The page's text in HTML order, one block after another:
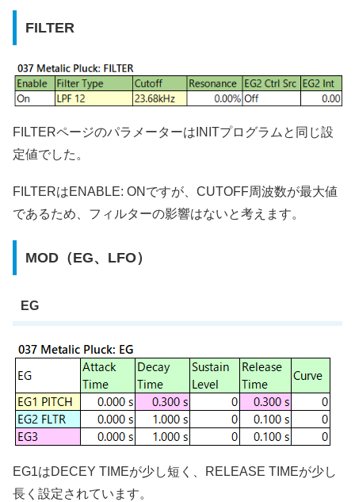
FILTER
FILTERページのパラメーターはINITプログラムと同じ設
定値でした。
FILTERはENABLE: ONですが、CUTOFF周波数が最大値
であるため、フィルターの影響はないと考えます。
MOD（EG、LFO）
EG
EG1はDECEY TIMEが少し短く、RELEASE TIMEが少し
長く設定されています。